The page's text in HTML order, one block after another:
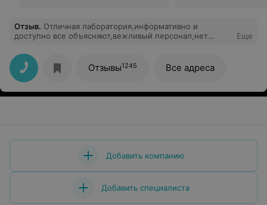
Отзыв. Отличная лаборатория,информативно и
доступно все объясняют,вежливый персонал,нет
Еще
Отзывы1245 Все адреса
Добавить компанию
Добавить специалиста